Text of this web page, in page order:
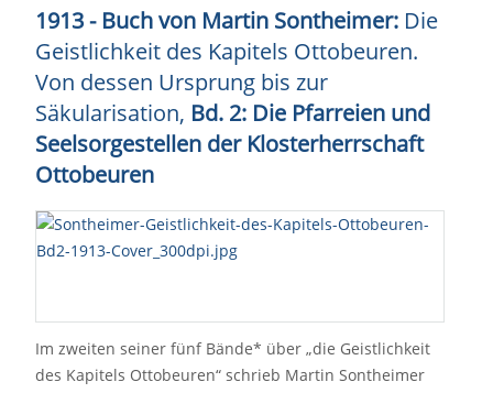
1913 - Buch von Martin Sontheimer: Die
Geistlichkeit des Kapitels Ottobeuren.
Von dessen Ursprung bis zur
Säkularisation, Bd. 2: Die Pfarreien und
Seelsorgestellen der Klosterherrschaft
Ottobeuren
Im zweiten seiner fünf Bände* über „die Geistlichkeit
des Kapitels Ottobeuren“ schrieb Martin Sontheimer